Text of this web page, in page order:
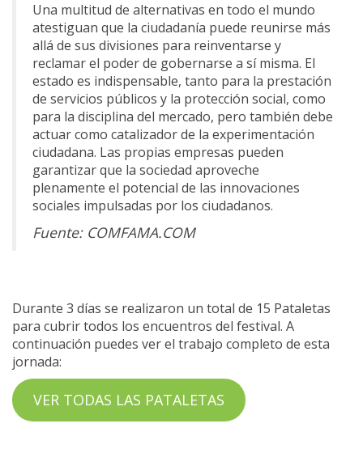
Una multitud de alternativas en todo el mundo
atestiguan que la ciudadanía puede reunirse más
allá de sus divisiones para reinventarse y
reclamar el poder de gobernarse a sí misma. El
estado es indispensable, tanto para la prestación
de servicios públicos y la protección social, como
para la disciplina del mercado, pero también debe
actuar como catalizador de la experimentación
ciudadana. Las propias empresas pueden
garantizar que la sociedad aproveche
plenamente el potencial de las innovaciones
sociales impulsadas por los ciudadanos.
Fuente: COMFAMA.COM
Durante 3 días se realizaron un total de 15 Pataletas
para cubrir todos los encuentros del festival. A
continuación puedes ver el trabajo completo de esta
jornada:
VER TODAS LAS PATALETAS